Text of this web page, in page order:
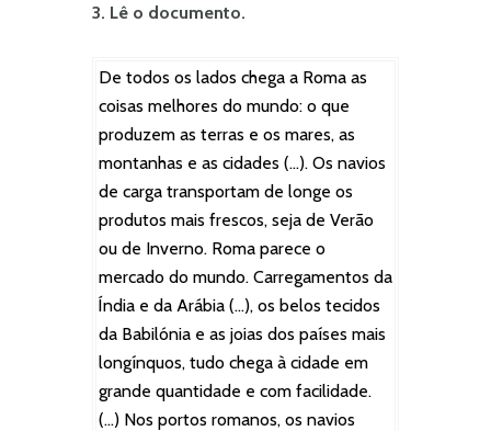
3. Lê o documento.
De todos os lados chega a Roma as
coisas melhores do mundo: o que
produzem as terras e os mares, as
montanhas e as cidades (…). Os navios
de carga transportam de longe os
produtos mais frescos, seja de Verão
ou de Inverno. Roma parece o
mercado do mundo. Carregamentos da
Índia e da Arábia (…), os belos tecidos
da Babilónia e as joias dos países mais
longínquos, tudo chega à cidade em
grande quantidade e com facilidade.
(…) Nos portos romanos, os navios